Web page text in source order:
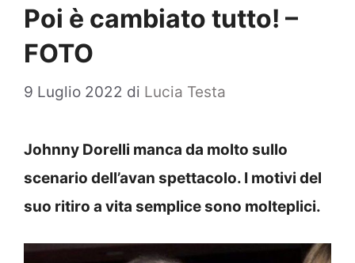
Poi è cambiato tutto! –
FOTO
9 Luglio 2022 di Lucia Testa
Johnny Dorelli manca da molto sullo
scenario dell’avan spettacolo. I motivi del
suo ritiro a vita semplice sono molteplici.